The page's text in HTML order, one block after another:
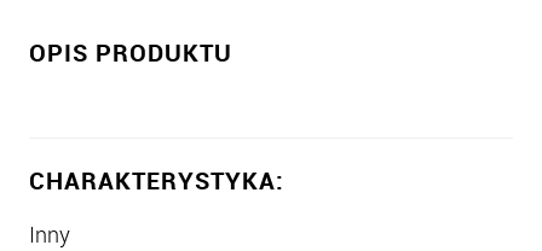
OPIS PRODUKTU
CHARAKTERYSTYKA:
Inny